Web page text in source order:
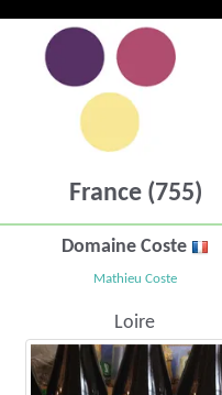
France (755)
Domaine Coste
Mathieu Coste
Loire